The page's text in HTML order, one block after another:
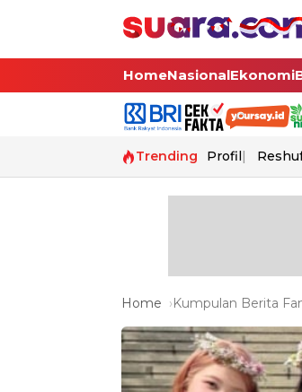
HomeNasionalEkonomi
Trending Profil
Home Kumpulan Berita